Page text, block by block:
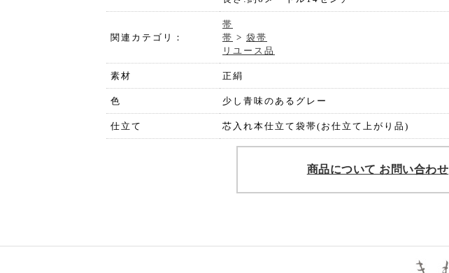
関連カテゴリ：
帯
帯 > 袋帯
リユース品
素材 正絹
色 少し青味のあるグレー
仕立て 芯入れ本仕立て袋帯(お仕立て上がり品)
商品について お問い合わせ